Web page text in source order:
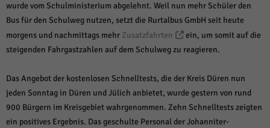
wurde vom Schulministerium abgelehnt. Weil nun mehr Schüler den
Bus für den Schulweg nutzen, setzt die Rurtalbus GmbH seit heute
morgens und nachmittags mehr Zusatzfahrten
ein, um somit auf die
steigenden Fahrgastzahlen auf dem Schulweg zu reagieren.
Das Angebot der kostenlosen Schnelltests, die der Kreis Düren nun
jeden Sonntag in Düren und Jülich anbietet, wurde gestern von rund
900 Bürgern im Kreisgebiet wahrgenommen. Zehn Schnelltests zeigten
ein positives Ergebnis. Das geschulte Personal der Johanniter-
Cookie-Informationen anzeigen
Marketing (1)
Marketing-Cookies werden von Drittanbietern oder Publishern verwendet,
Cookie-Informationen anzeigen
Externe Medien (6)